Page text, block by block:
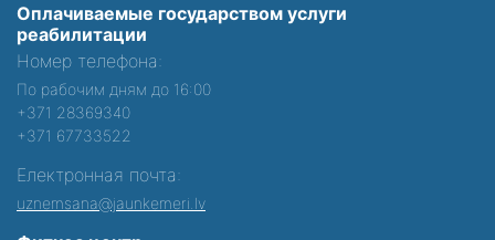
Оплачиваемые государством услуги
реабилитации
Номер телефона:
По рабочим дням до 16:00
+371 28369340
+371 67733522
Електронная почта:
uznemsana@jaunkemeri.lv